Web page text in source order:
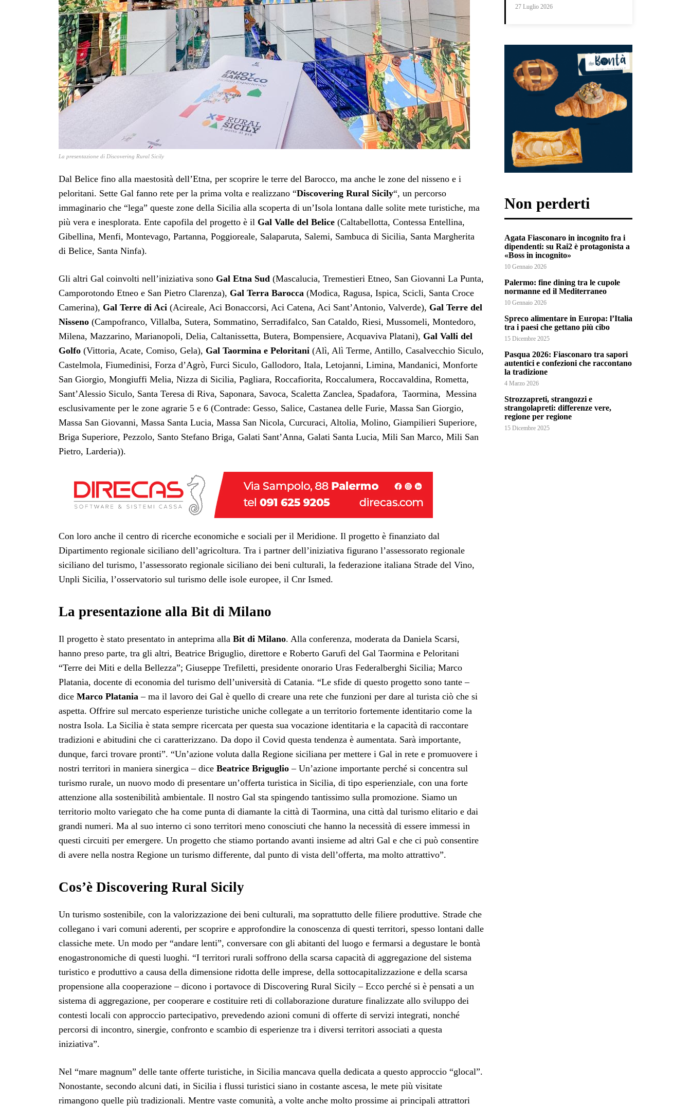
La presentazione di Discovering Rural Sicily
Dal Belice fino alla maestosità dell’Etna, per scoprire le terre del Barocco, ma anche le zone del nisseno e i
peloritani. Sette Gal fanno rete per la prima volta e realizzano “Discovering Rural Sicily“, un percorso
immaginario che “lega” queste zone della Sicilia alla scoperta di un’Isola lontana dalle solite mete turistiche, ma
più vera e inesplorata. Ente capofila del progetto è il Gal Valle del Belice (Caltabellotta, Contessa Entellina,
Gibellina, Menfi, Montevago, Partanna, Poggioreale, Salaparuta, Salemi, Sambuca di Sicilia, Santa Margherita
di Belice, Santa Ninfa).
Gli altri Gal coinvolti nell’iniziativa sono Gal Etna Sud (Mascalucia, Tremestieri Etneo, San Giovanni La Punta,
Camporotondo Etneo e San Pietro Clarenza), Gal Terra Barocca (Modica, Ragusa, Ispica, Scicli, Santa Croce
Camerina), Gal Terre di Aci (Acireale, Aci Bonaccorsi, Aci Catena, Aci Sant’Antonio, Valverde), Gal Terre del
Nisseno (Campofranco, Villalba, Sutera, Sommatino, Serradifalco, San Cataldo, Riesi, Mussomeli, Montedoro,
Milena, Mazzarino, Marianopoli, Delia, Caltanissetta, Butera, Bompensiere, Acquaviva Platani), Gal Valli del
Golfo (Vittoria, Acate, Comiso, Gela), Gal Taormina e Peloritani (Alì, Alì Terme, Antillo, Casalvecchio Siculo,
Castelmola, Fiumedinisi, Forza d’Agrò, Furci Siculo, Gallodoro, Itala, Letojanni, Limina, Mandanici, Monforte
San Giorgio, Mongiuffi Melia, Nizza di Sicilia, Pagliara, Roccafiorita, Roccalumera, Roccavaldina, Rometta,
Sant’Alessio Siculo, Santa Teresa di Riva, Saponara, Savoca, Scaletta Zanclea, Spadafora, Taormina, Messina
esclusivamente per le zone agrarie 5 e 6 (Contrade: Gesso, Salice, Castanea delle Furie, Massa San Giorgio,
Massa San Giovanni, Massa Santa Lucia, Massa San Nicola, Curcuraci, Altolia, Molino, Giampilieri Superiore,
Briga Superiore, Pezzolo, Santo Stefano Briga, Galati Sant’Anna, Galati Santa Lucia, Mili San Marco, Mili San
Pietro, Larderia)).
Con loro anche il centro di ricerche economiche e sociali per il Meridione. Il progetto è finanziato dal
Dipartimento regionale siciliano dell’agricoltura. Tra i partner dell’iniziativa figurano l’assessorato regionale
siciliano del turismo, l’assessorato regionale siciliano dei beni culturali, la federazione italiana Strade del Vino,
Unpli Sicilia, l’osservatorio sul turismo delle isole europee, il Cnr Ismed.
La presentazione alla Bit di Milano
Il progetto è stato presentato in anteprima alla Bit di Milano. Alla conferenza, moderata da Daniela Scarsi,
hanno preso parte, tra gli altri, Beatrice Briguglio, direttore e Roberto Garufi del Gal Taormina e Peloritani
“Terre dei Miti e della Bellezza”; Giuseppe Trefiletti, presidente onorario Uras Federalberghi Sicilia; Marco
Platania, docente di economia del turismo dell’università di Catania. “Le sfide di questo progetto sono tante –
dice Marco Platania – ma il lavoro dei Gal è quello di creare una rete che funzioni per dare al turista ciò che si
aspetta. Offrire sul mercato esperienze turistiche uniche collegate a un territorio fortemente identitario come la
nostra Isola. La Sicilia è stata sempre ricercata per questa sua vocazione identitaria e la capacità di raccontare
tradizioni e abitudini che ci caratterizzano. Da dopo il Covid questa tendenza è aumentata. Sarà importante,
dunque, farci trovare pronti”. “Un’azione voluta dalla Regione siciliana per mettere i Gal in rete e promuovere i
nostri territori in maniera sinergica – dice Beatrice Briguglio – Un’azione importante perché si concentra sul
turismo rurale, un nuovo modo di presentare un’offerta turistica in Sicilia, di tipo esperienziale, con una forte
attenzione alla sostenibilità ambientale. Il nostro Gal sta spingendo tantissimo sulla promozione. Siamo un
territorio molto variegato che ha come punta di diamante la città di Taormina, una città dal turismo elitario e dai
grandi numeri. Ma al suo interno ci sono territori meno conosciuti che hanno la necessità di essere immessi in
questi circuiti per emergere. Un progetto che stiamo portando avanti insieme ad altri Gal e che ci può consentire
di avere nella nostra Regione un turismo differente, dal punto di vista dell’offerta, ma molto attrattivo”.
Cos’è Discovering Rural Sicily
Un turismo sostenibile, con la valorizzazione dei beni culturali, ma soprattutto delle filiere produttive. Strade che
collegano i vari comuni aderenti, per scoprire e approfondire la conoscenza di questi territori, spesso lontani dalle
classiche mete. Un modo per “andare lenti”, conversare con gli abitanti del luogo e fermarsi a degustare le bontà
enogastronomiche di questi luoghi. “I territori rurali soffrono della scarsa capacità di aggregazione del sistema
turistico e produttivo a causa della dimensione ridotta delle imprese, della sottocapitalizzazione e della scarsa
propensione alla cooperazione – dicono i portavoce di Discovering Rural Sicily – Ecco perché si è pensati a un
sistema di aggregazione, per cooperare e costituire reti di collaborazione durature finalizzate allo sviluppo dei
contesti locali con approccio partecipativo, prevedendo azioni comuni di offerte di servizi integrati, nonché
percorsi di incontro, sinergie, confronto e scambio di esperienze tra i diversi territori associati a questa
iniziativa”.
Nel “mare magnum” delle tante offerte turistiche, in Sicilia mancava quella dedicata a questo approccio “glocal”.
Nonostante, secondo alcuni dati, in Sicilia i flussi turistici siano in costante ascesa, le mete più visitate
rimangono quelle più tradizionali. Mentre vaste comunità, a volte anche molto prossime ai principali attrattori
27 Luglio 2026
Non perderti
Agata Fiasconaro in incognito fra i
dipendenti: su Rai2 è protagonista a
«Boss in incognito»
10 Gennaio 2026
Palermo: fine dining tra le cupole
normanne ed il Mediterraneo
10 Gennaio 2026
Spreco alimentare in Europa: l’Italia
tra i paesi che gettano più cibo
15 Dicembre 2025
Pasqua 2026: Fiasconaro tra sapori
autentici e confezioni che raccontano
la tradizione
4 Marzo 2026
Strozzapreti, strangozzi e
strangolapreti: differenze vere,
regione per regione
15 Dicembre 2025